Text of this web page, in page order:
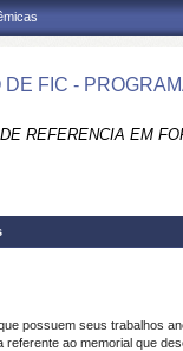
DE FIC -
REFERENCIA EM
possuem seus trabalhos
ao memorial que